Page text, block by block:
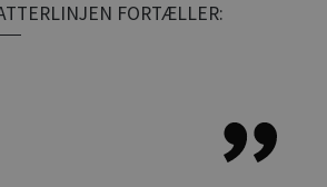
FORTÆLLER: